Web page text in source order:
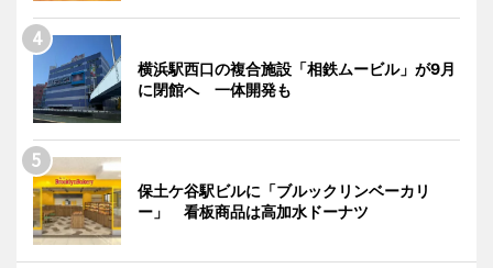
横浜駅西口の複合施設「相鉄ムービル」が9月
に閉館へ 一体開発も
保土ケ谷駅ビルに「ブルックリンベーカリ
ー」 看板商品は高加水ドーナツ